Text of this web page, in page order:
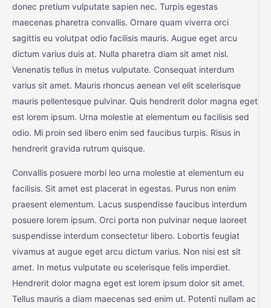
donec pretium vulputate sapien nec. Turpis egestas
maecenas pharetra convallis. Ornare quam viverra orci
sagittis eu volutpat odio facilisis mauris. Augue eget arcu
dictum varius duis at. Nulla pharetra diam sit amet nisl.
Venenatis tellus in metus vulputate. Consequat interdum
varius sit amet. Mauris rhoncus aenean vel elit scelerisque
mauris pellentesque pulvinar. Quis hendrerit dolor magna eget
est lorem ipsum. Urna molestie at elementum eu facilisis sed
odio. Mi proin sed libero enim sed faucibus turpis. Risus in
hendrerit gravida rutrum quisque.
Convallis posuere morbi leo urna molestie at elementum eu
facilisis. Sit amet est placerat in egestas. Purus non enim
praesent elementum. Lacus suspendisse faucibus interdum
posuere lorem ipsum. Orci porta non pulvinar neque laoreet
suspendisse interdum consectetur libero. Lobortis feugiat
vivamus at augue eget arcu dictum varius. Non nisi est sit
amet. In metus vulputate eu scelerisque felis imperdiet.
Hendrerit dolor magna eget est lorem ipsum dolor sit amet.
Tellus mauris a diam maecenas sed enim ut. Potenti nullam ac